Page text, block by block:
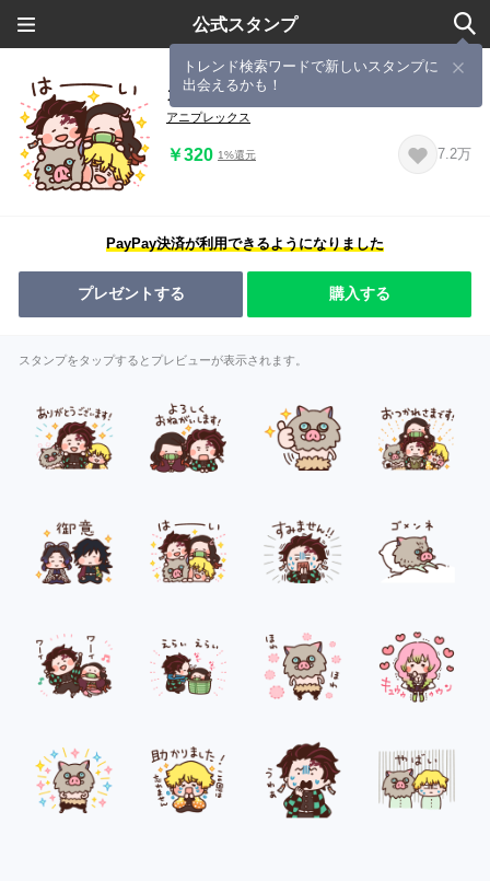
公式スタンプ
トレンド検索ワードで新しいスタンプに
出会えるかも！
カナヘイコラボ ゆるっと鬼滅の刃
アニプレックス
￥320 1%還元 7.2万
PayPay決済が利用できるようになりました
プレゼントする 購入する
スタンプをタップするとプレビューが表示されます。